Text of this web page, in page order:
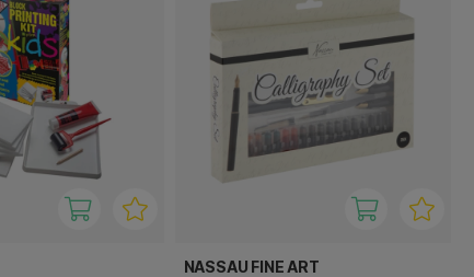
NASSAU FINE ART